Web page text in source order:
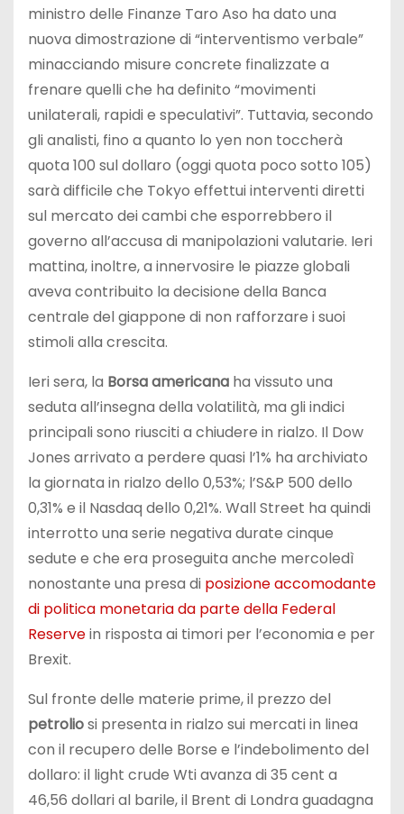
ministro delle Finanze Taro Aso ha dato una
nuova dimostrazione di “interventismo verbale”
minacciando misure concrete finalizzate a
frenare quelli che ha definito “movimenti
unilaterali, rapidi e speculativi”. Tuttavia, secondo
gli analisti, fino a quanto lo yen non toccherà
quota 100 sul dollaro (oggi quota poco sotto 105)
sarà difficile che Tokyo effettui interventi diretti
sul mercato dei cambi che esporrebbero il
governo all’accusa di manipolazioni valutarie. Ieri
mattina, inoltre, a innervosire le piazze globali
aveva contribuito la decisione della Banca
centrale del giappone di non rafforzare i suoi
stimoli alla crescita.
Ieri sera, la Borsa americana ha vissuto una
seduta all’insegna della volatilità, ma gli indici
principali sono riusciti a chiudere in rialzo. Il Dow
Jones arrivato a perdere quasi l’1% ha archiviato
la giornata in rialzo dello 0,53%; l’S&P 500 dello
0,31% e il Nasdaq dello 0,21%. Wall Street ha quindi
interrotto una serie negativa durate cinque
sedute e che era proseguita anche mercoledì
nonostante una presa di posizione accomodante
di politica monetaria da parte della Federal
Reservein risposta ai timori per l’economia e per
Brexit.
Sul fronte delle materie prime, il prezzo del
petroliosi presenta in rialzo sui mercati in linea
con il recupero delle Borse e l’indebolimento del
dollaro: il light crude Wti avanza di 35 cent a
46,56 dollari al barile, il Brent di Londra guadagna